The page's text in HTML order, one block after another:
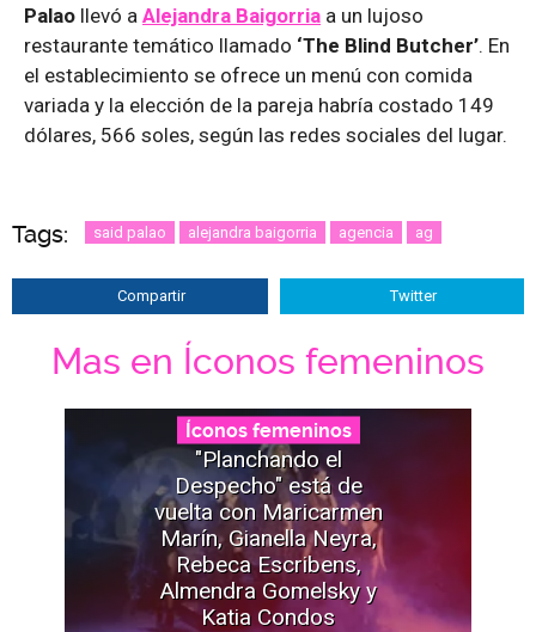
Palao llevó a Alejandra Baigorria a un lujoso
restaurante temático llamado ‘The Blind Butcher’. En
el establecimiento se ofrece un menú con comida
variada y la elección de la pareja habría costado 149
dólares, 566 soles, según las redes sociales del lugar.
Tags: said palao alejandra baigorria agencia ag
Compartir Twitter
Mas en Íconos femeninos
Íconos femeninos
"Planchando el
Despecho" está de
vuelta con Maricarmen
Marín, Gianella Neyra,
Rebeca Escribens,
Almendra Gomelsky y
Katia Condos